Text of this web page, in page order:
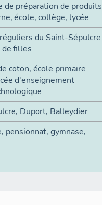
de préparation de produits
,école,collège, lycée
du Saint-Sépulcre
de filles
primaire
, Duport, Balleydier
, pensionnat,gymnase,